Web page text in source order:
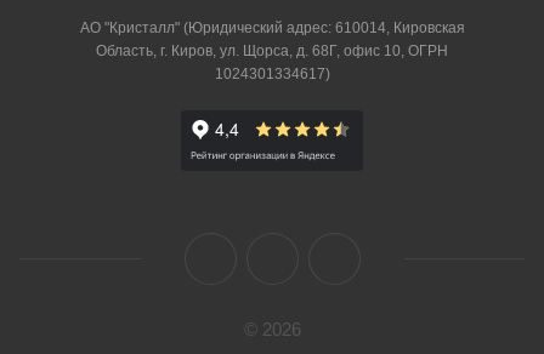
АО "Кристалл" (Юридический адрес: 610014, Кировская
Область, г. Киров, ул. Щорса, д. 68Г, офис 10, ОГРН
1024301334617)
© 2026